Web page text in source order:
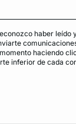
haber leído
haciendo
inferior de cada